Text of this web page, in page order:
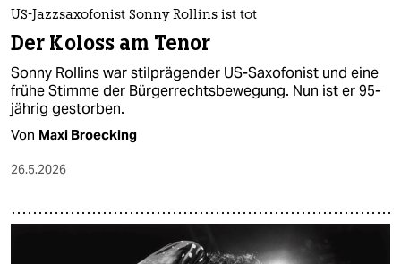
US-Jazzsaxofonist Sonny Rollins ist tot
Der Koloss am Tenor
Sonny Rollins war stilprägender US-Saxofonist und eine
frühe Stimme der Bürgerrechtsbewegung. Nun ist er 95-
jährig gestorben.
Von Maxi Broecking
26.5.2026